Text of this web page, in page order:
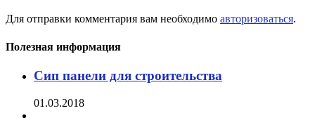
Для отправки комментария вам необходимо авторизоваться.
Полезная информация
Сип панели для строительства
01.03.2018